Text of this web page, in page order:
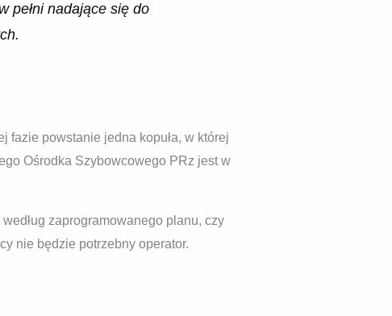
pełni nadające się do
powstanie jedna kopuła, w której
Ośrodka Szybowcowego PRz jest w
zaprogramowanego planu, czy
nie będzie potrzebny operator.